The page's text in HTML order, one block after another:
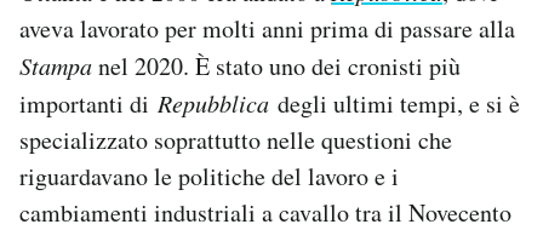
AREA PERSONALE
Area Personale
Newsletter
Notifiche mobile
Regala il Post
Hai bisogno di aiuto?
aveva lavorato per molti anni prima di passare alla
Stampanel 2020. È stato uno dei cronisti più
importanti di Repubblica degli ultimi tempi, e si è
specializzato soprattutto nelle questioni che
riguardavano le politiche del lavoro e i
cambiamenti industriali a cavallo tra il Novecento